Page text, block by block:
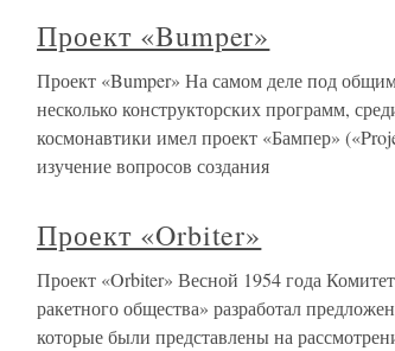
Проект «Bumper»
Проект «Bumper» На самом деле под
несколько конструкторских программ,
космонавтики имел проект «Бампер»
изучение вопросов создания
Проект «Orbiter»
Проект «Orbiter» Весной 1954 года
ракетного общества» разработал
которые были представлены на